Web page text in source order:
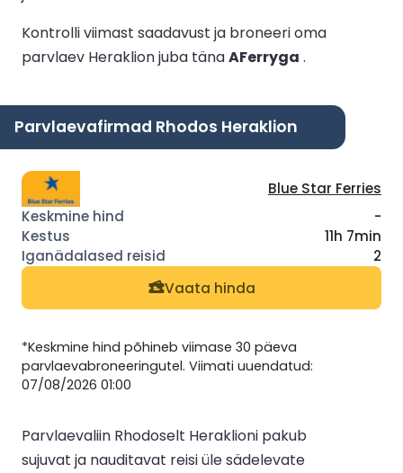
Kontrolli viimast saadavust ja broneeri oma
parvlaev Heraklion juba tänaAFerryga .
Parvlaevafirmad Rhodos Heraklion
Blue Star Ferries
-
11h 7min
2
Vaata hinda
*Keskmine hind põhineb viimase 30 päeva
parvlaevabroneeringutel. Viimati uuendatud:
07/08/2026 01:00
Parvlaevaliin Rhodoselt Heraklioni pakub
sujuvat ja nauditavat reisi üle sädelevate